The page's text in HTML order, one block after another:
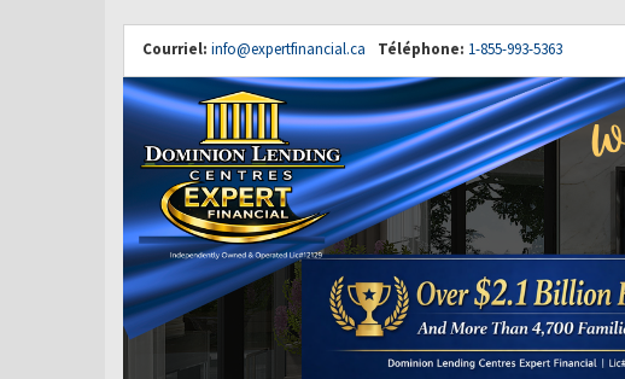
Courriel: info@expertfinancial.ca Téléphone: 1-855-993-5363